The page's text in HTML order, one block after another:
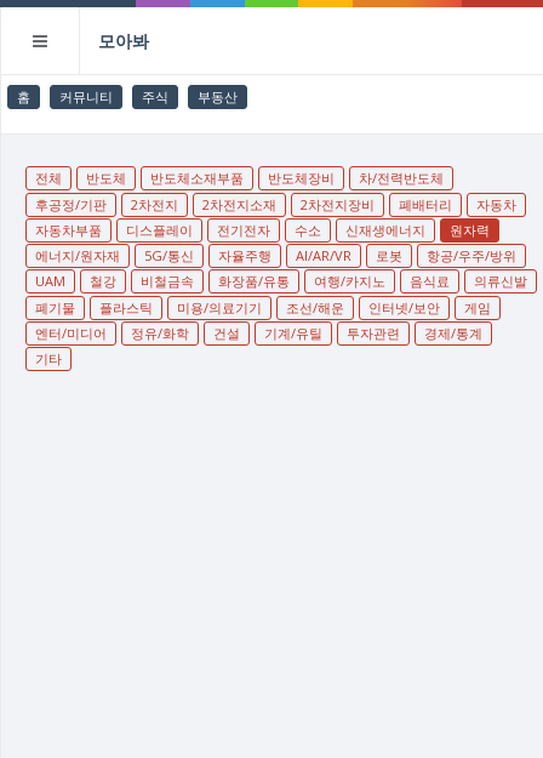
모아봐
홈 커뮤니티 주식 부동산
전체 반도체 반도체소재부품 반도체장비
차/전력반도체
후공정/기판
2차전지 2차전지소재 2차전지장비 폐배터리
자동차
자동차부품
디스플레이 전기전자 수소 신재생에너지
원자력
에너지/원자재
5G/통신 자율주행 AI/AR/VR 로봇
항공/우주/방위
UAM
철강 비철금속 화장품/유통 여행/카지노 음식료
의류신발
폐기물
플라스틱 미용/의료기기 조선/해운 인터넷/보안
게임
엔터/미디어
정유/화학 건설 기계/유틸 투자관련
경제/통계
기타